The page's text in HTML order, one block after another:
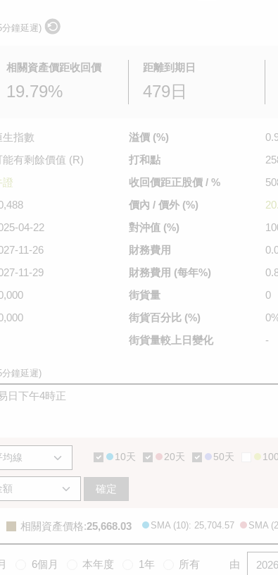
分鐘延遲)
相關資產價距收回價
19.79%
距離到期日
479日
生指數
能有剩餘價值 (R)
證
04-22
11-26
11-29
溢價 (%)
打和點
收回價距正股價 / %
價內 / 價外 (%)
對沖值 (%)
財務費用
財務費用 (每年%)
街貨量
0
街貨百分比 (%)
街貨量較 上日變化 -
鐘延遲)
日下午4時正
10天 20天 50天
確定
相關資產價格:25,668.03 SMA (10): 25,704.57 SMA
6個月 本年度 1年 所有 由